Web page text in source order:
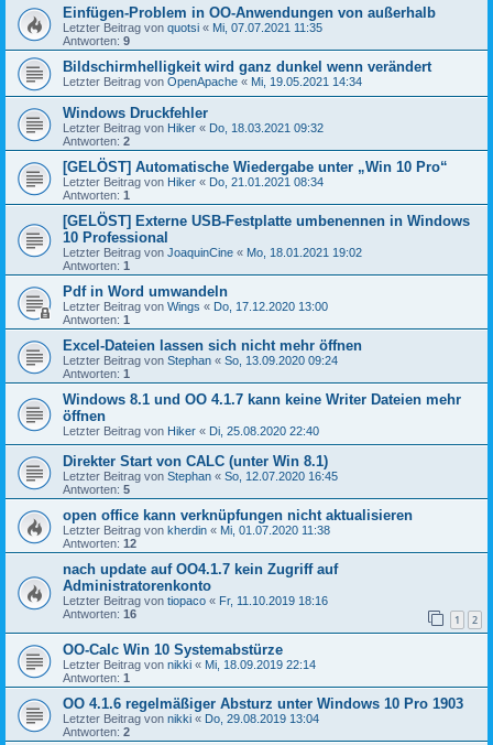
Einfügen-Problem in OO-Anwendungen von außerhalb
Letzter Beitrag von quotsi « Mi, 07.07.2021 11:35
Antworten: 9
Bildschirmhelligkeit wird ganz dunkel wenn verändert
Letzter Beitrag von OpenApache « Mi, 19.05.2021 14:34
Windows Druckfehler
Letzter Beitrag von Hiker « Do, 18.03.2021 09:32
Antworten: 2
[GELÖST] Automatische Wiedergabe unter „Win 10 Pro“
Letzter Beitrag von Hiker « Do, 21.01.2021 08:34
Antworten: 1
[GELÖST] Externe USB-Festplatte umbenennen in Windows
10 Professional
Letzter Beitrag von JoaquinCine « Mo, 18.01.2021 19:02
Antworten: 1
Pdf in Word umwandeln
Letzter Beitrag von Wings « Do, 17.12.2020 13:00
Antworten: 1
Excel-Dateien lassen sich nicht mehr öffnen
Letzter Beitrag von Stephan « So, 13.09.2020 09:24
Antworten: 1
Windows 8.1 und OO 4.1.7 kann keine Writer Dateien mehr
öffnen
Letzter Beitrag von Hiker « Di, 25.08.2020 22:40
Direkter Start von CALC (unter Win 8.1)
Letzter Beitrag von Stephan « So, 12.07.2020 16:45
Antworten: 5
open office kann verknüpfungen nicht aktualisieren
Letzter Beitrag von kherdin « Mi, 01.07.2020 11:38
Antworten: 12
nach update auf OO4.1.7 kein Zugriff auf
Administratorenkonto
Letzter Beitrag von tiopaco « Fr, 11.10.2019 18:16
Antworten: 16 1 2
OO-Calc Win 10 Systemabstürze
Letzter Beitrag von nikki « Mi, 18.09.2019 22:14
Antworten: 1
OO 4.1.6 regelmäßiger Absturz unter Windows 10 Pro 1903
Letzter Beitrag von nikki « Do, 29.08.2019 13:04
Antworten: 2